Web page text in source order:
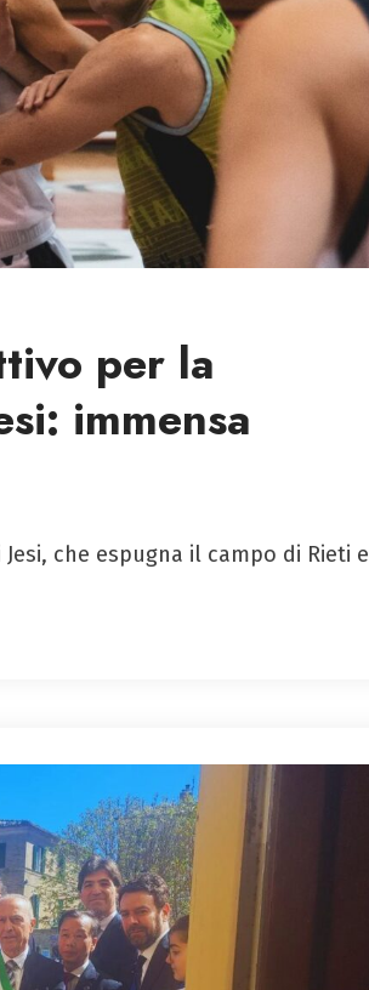
per la
immensa
che espugna il campo di Rieti e